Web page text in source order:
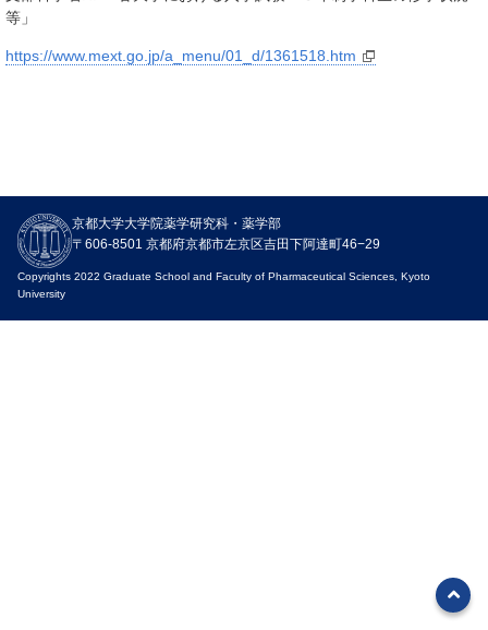
等」
https://www.mext.go.jp/a_menu/01_d/1361518.htm
挨拶・沿革・組織
研究科長・学部長からのメッセ
ージ
沿革
京都大学大学院薬学研究科・薬学部
〒606-8501 京都府京都市左京区吉田下阿達町46−29
Copyrights 2022 Graduate School and Faculty of Pharmaceutical Sciences, Kyoto
University